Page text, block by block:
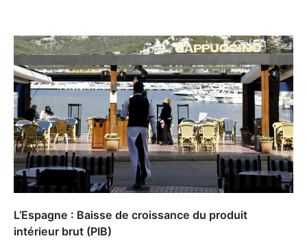
L’Espagne : Baisse de croissance du produit
intérieur brut (PIB)